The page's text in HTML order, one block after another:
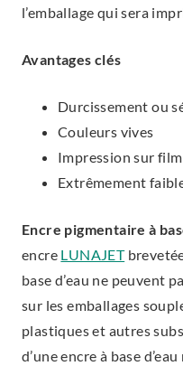
l’emballage qui sera
Avantages clés
Durcissement ou
Couleurs vives
Impression sur
Extrêmement
Encre pigmentaire à
encre LUNAJET
base d’eau ne peuvent
sur les emballages
plastiques et autres
d’une encre à base